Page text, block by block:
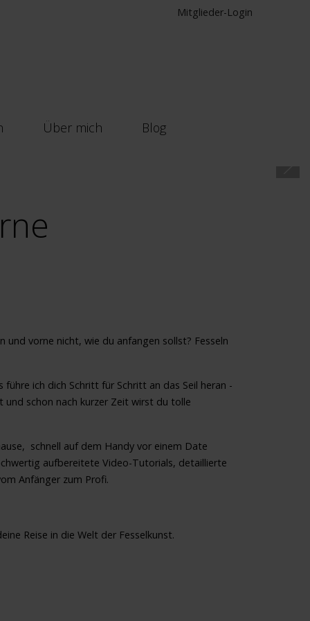
Mitglieder-Login
Über mich Blog
vorne nicht, wie du anfangen sollst? Fesseln
ich dich Schritt für Schritt an das Seil heran -
schon nach kurzer Zeit wirst du tolle
schnell auf dem Handy vor einem Date
aufbereitete Video-Tutorials, detaillierte
Anfänger zum Profi.
Reise in die Welt der Fesselkunst.